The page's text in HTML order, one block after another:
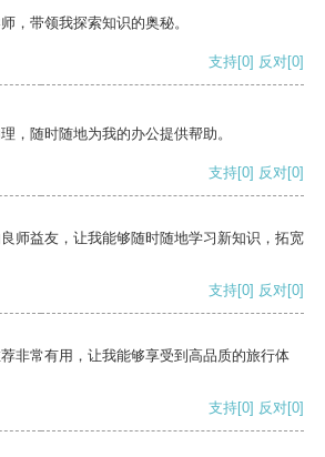
，带领我探索知识的奥秘。
支持[0] 反对[0]
，随时随地为我的办公提供帮助。
支持[0] 反对[0]
师益友，让我能够随时随地学习新知识，拓宽
支持[0] 反对[0]
非常有用，让我能够享受到高品质的旅行体
支持[0] 反对[0]